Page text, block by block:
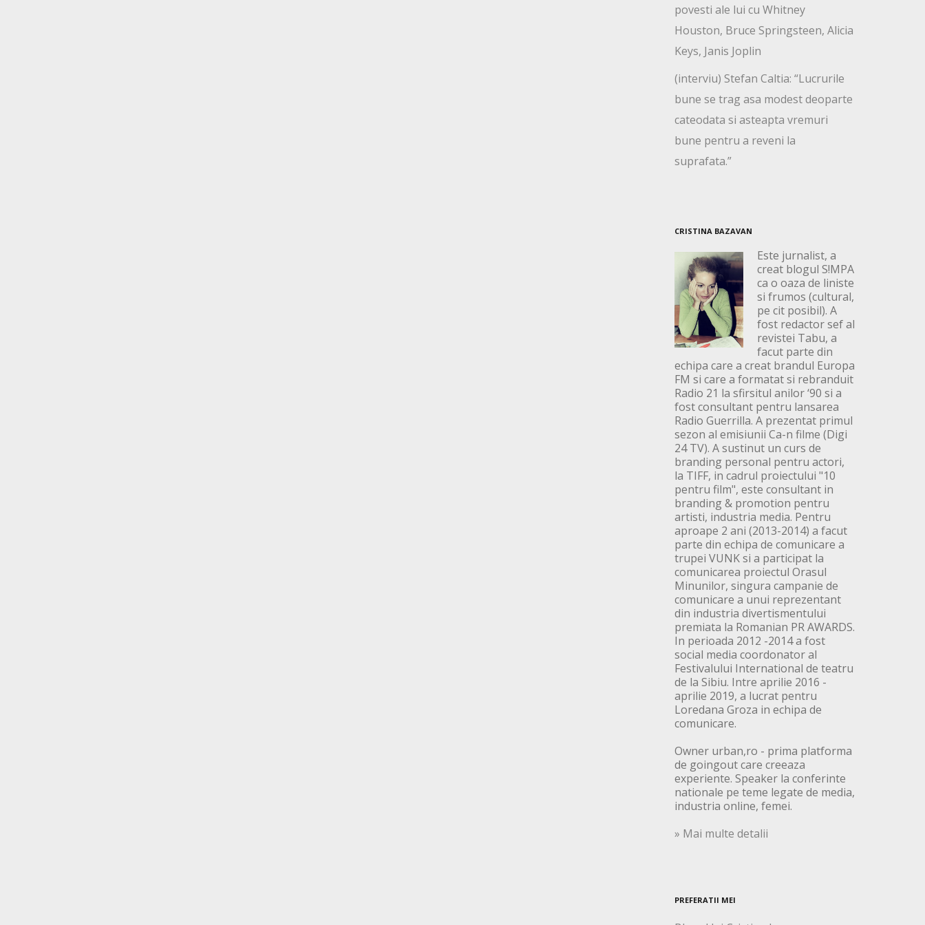
povesti ale lui cu Whitney
Houston, Bruce Springsteen, Alicia
Keys, Janis Joplin
(interviu) Stefan Caltia: “Lucrurile
bune se trag asa modest deoparte
cateodata si asteapta vremuri
bune pentru a reveni la
suprafata.”
CRISTINA BAZAVAN
Este jurnalist, a
creat blogul S!MPA
ca o oaza de liniste
si frumos (cultural,
pe cit posibil). A
fost redactor sef al
revistei Tabu, a
facut parte din
echipa care a creat brandul Europa
FM si care a formatat si rebranduit
Radio 21 la sfirsitul anilor ‘90 si a
fost consultant pentru lansarea
Radio Guerrilla. A prezentat primul
sezon al emisiunii Ca-n filme (Digi
24 TV). A sustinut un curs de
branding personal pentru actori,
la TIFF, in cadrul proiectului "10
pentru film", este consultant in
branding & promotion pentru
artisti, industria media. Pentru
aproape 2 ani (2013-2014) a facut
parte din echipa de comunicare a
trupei VUNK si a participat la
comunicarea proiectul Orasul
Minunilor, singura campanie de
comunicare a unui reprezentant
din industria divertismentului
premiata la Romanian PR AWARDS.
In perioada 2012 -2014 a fost
social media coordonator al
Festivalului International de teatru
de la Sibiu. Intre aprilie 2016 -
aprilie 2019, a lucrat pentru
Loredana Groza in echipa de
comunicare.
Owner urban,ro - prima platforma
de goingout care creeaza
experiente. Speaker la conferinte
nationale pe teme legate de media,
industria online, femei.
» Mai multe detalii
PREFERATII MEI